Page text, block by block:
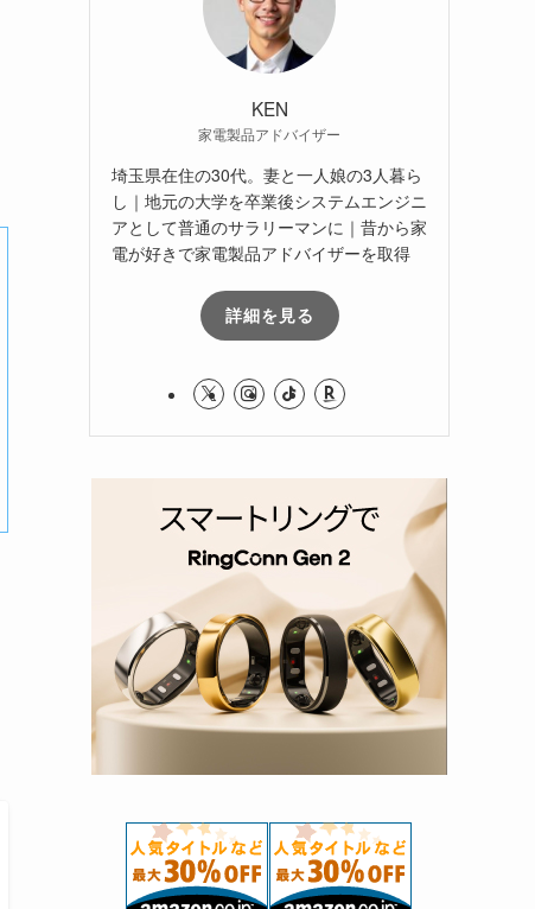
KEN
家電製品アドバイザー
埼玉県在住の30代。妻と一人娘の3人暮ら
し｜地元の大学を卒業後システムエンジニ
アとして普通のサラリーマンに｜昔から家
電が好きで家電製品アドバイザーを取得
詳細を見る